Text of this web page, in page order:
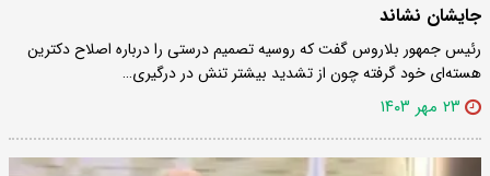
جایشان نشاند
رئیس جمهور بلاروس گفت که روسیه تصمیم درستی را درباره اصلاح دکترین
هسته‌ای خود گرفته چون از تشدید بیشتر تنش در درگیری…
۲۳ مهر ۱۴۰۳